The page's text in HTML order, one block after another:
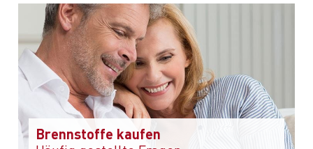
Brennstoffe kaufen